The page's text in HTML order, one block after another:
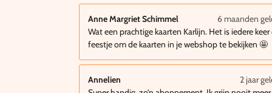
Anne Margriet Schimmel
6 maanden
Wat een prachtige kaarten Karlijn. Het is iedere keer
feestje om de kaarten in je webshop te bekijken 🤩
Annelien
2 jaar